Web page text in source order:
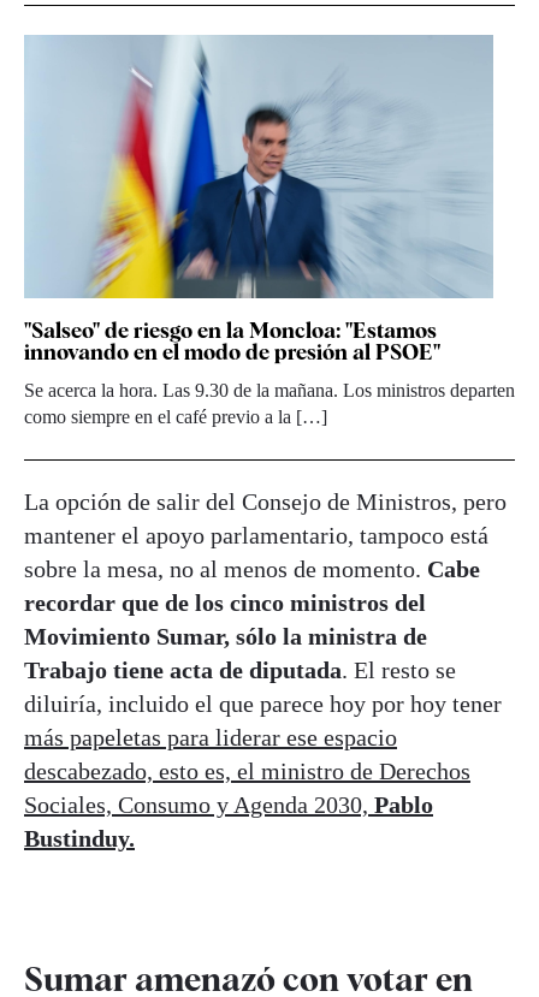
"Salseo" de riesgo en la Moncloa: "Estamos
innovando en el modo de presión al PSOE"
Se acerca la hora. Las 9.30 de la mañana. Los ministros departen
como siempre en el café previo a la […]
La opción de salir del Consejo de Ministros, pero
mantener el apoyo parlamentario, tampoco está
sobre la mesa, no al menos de momento. Cabe
recordar que de los cinco ministros del
Movimiento Sumar, sólo la ministra de
Trabajo tiene acta de diputada. El resto se
diluiría, incluido el que parece hoy por hoy tener
más papeletas para liderar ese espacio
descabezado, esto es, el ministro de Derechos
Sociales, Consumo y Agenda 2030, Pablo
Bustinduy.
Sumar amenazó con votar en